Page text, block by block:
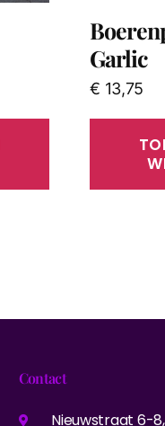
Garlic
€ 13,75
Contact
Nieuwstraat 6-8,